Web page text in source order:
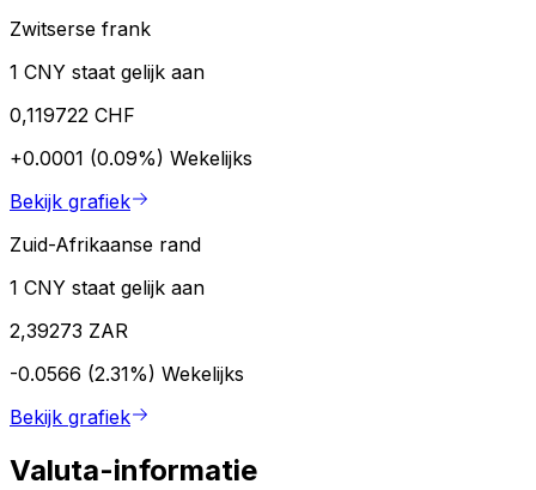
Zwitserse frank
1 CNY staat gelijk aan
0,119722 CHF
+0.0001 (0.09%) Wekelijks
Bekijk grafiek
Zuid-Afrikaanse rand
1 CNY staat gelijk aan
2,39273 ZAR
-0.0566 (2.31%) Wekelijks
Bekijk grafiek
Valuta-informatie